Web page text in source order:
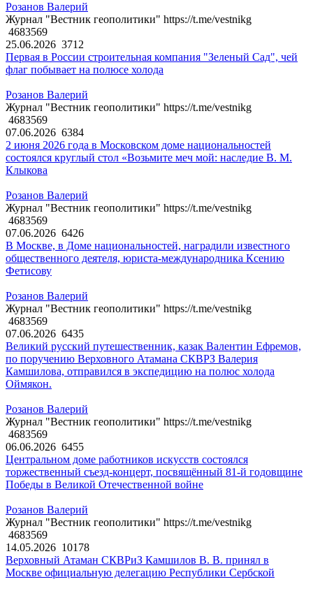
Розанов Валерий
Журнал "Вестник геополитики" https://t.me/vestnikg
4683569
25.06.2026 3712
Первая в России строительная компания "Зеленый Сад", чей
флаг побывает на полюсе холода
Розанов Валерий
Журнал "Вестник геополитики" https://t.me/vestnikg
4683569
07.06.2026 6384
2 июня 2026 года в Московском доме национальностей
состоялся круглый стол «Возьмите меч мой: наследие В. М.
Клыкова
Розанов Валерий
Журнал "Вестник геополитики" https://t.me/vestnikg
4683569
07.06.2026 6426
В Москве, в Доме национальностей, наградили известного
общественного деятеля, юриста-международника Ксению
Фетисову
Розанов Валерий
Журнал "Вестник геополитики" https://t.me/vestnikg
4683569
07.06.2026 6435
Великий русский путешественник, казак Валентин Ефремов,
по поручению Верховного Атамана СКВРЗ Валерия
Камшилова, отправился в экспедицию на полюс холода
Оймякон.
Розанов Валерий
Журнал "Вестник геополитики" https://t.me/vestnikg
4683569
06.06.2026 6455
Центральном доме работников искусств состоялся
торжественный съезд-концерт, посвящённый 81-й годовщине
Победы в Великой Отечественной войне
Розанов Валерий
Журнал "Вестник геополитики" https://t.me/vestnikg
4683569
14.05.2026 10178
Верховный Атаман СКВРиЗ Камшилов В. В. принял в
Москве официальную делегацию Республики Сербской